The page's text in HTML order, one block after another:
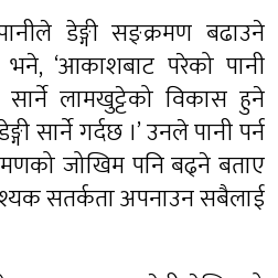
डेङ्गी सङ्क्रमण बढाउने
‘आकाशबाट परेको पानी
सार्ने लामखुट्टेको विकास हुने
सार्ने गर्दछ ।’ उनले पानी पर्न
जोखिम पनि बढ्ने बताए
सतर्कता अपनाउन सबैलाई